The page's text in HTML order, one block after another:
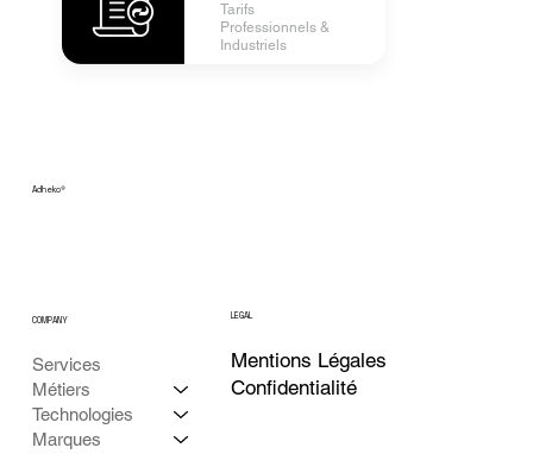
Tarifs
Professionnels &
Industriels
Adheko®
Services
Métiers
Technologies
Marques
COMPANY LEGAL
Confidentialité
Mentions Légales